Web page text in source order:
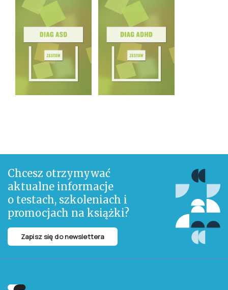
Chcesz otrzymywać
aktualne informacje
o testach, szkoleniach i
promocjach na książki?
Zapisz się do newslettera